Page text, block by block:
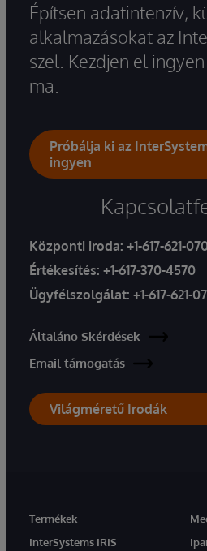
Építsen adatintenzív,
alkalmazásokat az
szel. Kezdjen el
ma.
Próbálja ki az
ingyen
Központi iroda: +1-617-621-
Értékesítés: +1-617-370-4570
Ügyfélszolgálat: +1-617-621-
Általáno Skérdések
Email támogatás
Világméretű Irodák
Termékek
InterSystems IRIS